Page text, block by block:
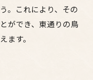
。これにより、その
ができ、東通りの鳥
ます。